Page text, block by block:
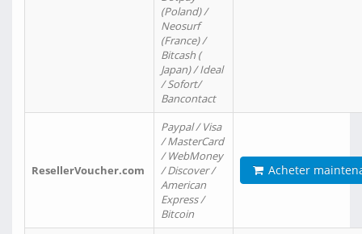
(Poland) /
Neosurf
(France) /
Bitcash (
Japan) / Ideal
/ Sofort/
Bancontact
ResellerVoucher.com
Paypal / Visa
/ MasterCard
/ WebMoney
/ Discover /
American
Express /
Bitcoin
Acheter